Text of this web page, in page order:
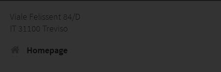
Viale Felissent 84/D
IT 31100 Treviso
Homepage